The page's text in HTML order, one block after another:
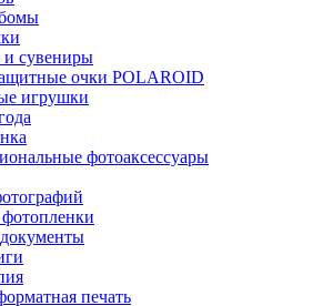
сувениры
очки POLAROID
игрушки
фотоаксессуары
печать